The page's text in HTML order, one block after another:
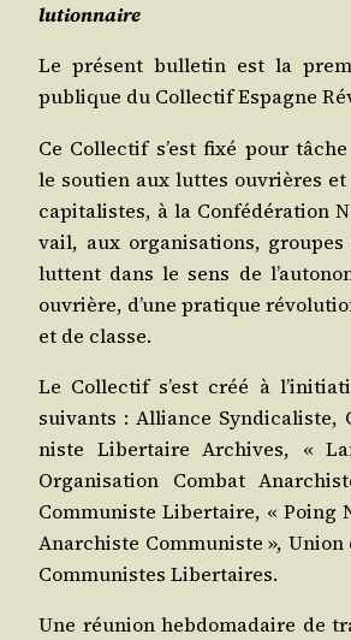
lu­tion­naire
Le pré­sent bul­le­tin est la
publique du Col­lec­tif Espagne
Ce Col­lec­tif s’est fixé pour
le sou­tien aux luttes ouvrières
ca­pi­ta­listes, à la Confé­dé­ra­tion
vail, aux orga­ni­sa­tions,
luttent dans le sens de
ouvrière, d’une pra­tique
et de classe.
Le Col­lec­tif s’est créé à
sui­vants : Alliance Syn­di­ca­liste,
niste Liber­taire Archives, «
Orga­ni­sa­tion Com­bat
Com­mu­niste Liber­taire, « Poing
Anar­chiste Com­mu­niste »,
Com­mu­nistes Libertaires.
Une réunion heb­do­ma­daire de